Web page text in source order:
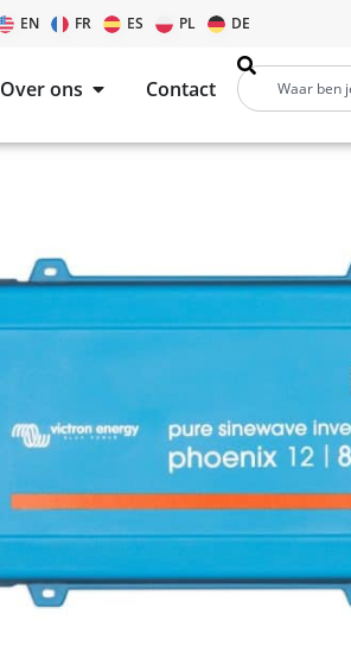
EN FR ES PL DE
Over ons Contact